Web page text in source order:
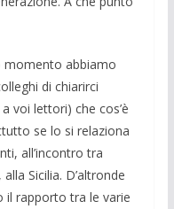
momento abbiamo
di chiarirci
voi lettori) che cos’è
se lo si relaziona
all’incontro tra
Sicilia. D’altronde
il rapporto tra le varie